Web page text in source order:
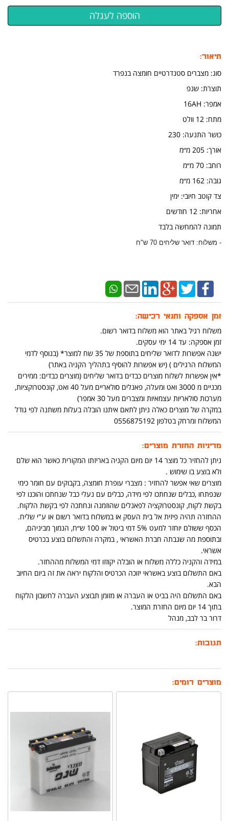
תיאור:
סוג: מצברים סטנדרטיים חומצה בנפרד
תוצרת: שנפ
אמפר: 16AH
מתח: 12 וולט
כושר התנעה: 230
אורך: 205 מ״מ
​רוחב: 70 מ״מ
גובה: 162 מ״מ
צד קוטב חיובי: ימין
אחריות: 12 חודשים
תמונה להמחשה בלבד
- משלוח: דואר שליחים 70 ש"ח
זמן אספקה ותנאי רכישה:
משלוח רגיל באתר הוא משלוח בדואר רשום.
זמן אספקה: עד 14 ימי עסקים.
ישנה אפשרות לדואר שליחים בתוספת של 35 שח למוצר* (בנוסף לדמי
המשלוח הרגילים ) (יש אפשרות להוסיף בתהליך הקניה באתר)
*אין אפשרות לשלוח מוצרים כבדים בדואר שליחים (מוצרים כבדים: ממירים
מכניים מ 3000 ואט ומעלה, פאנלים סולאריים מעל 40 ואט, קונסטרוקציות,
מערכות סולאריות עצמאיות ומצברים מעל 30 אמפר)
במקרה של מוצרים כאלה ניתן לתאם איתנו הובלה בעלות משתנה לפי גודל
המשלוח ומרחק בטלפון 0556875192
מדיניות החזרת מוצרים:
ניתן להחזיר כל מוצר 14 יום מיום הקניה באריזתו המקורית כאשר הוא שלם
ולא בוצע בו שימוש .
מוצרים שאי אפשר להחזיר : מצברי עופרת חומצה, בקבוקים עם חומר כימי
שנפתחו ,כבלים שנחתכו לפי מידה, כבלים עם נעלי כבל שנחתכו והוכנו לפי
בקשת לקוח, קונסטרוקציה לפאנלים שהוזמנה ונחתכה לפי בקשת הלקוח.
ההחזרה תהיה פיזית אל בית העסק או במשלוח בדואר רשום או ע"י שליח.
הכסף ששולם יוחזר למעט 5% דמי ביטול או 100 ש״ח, הנמוך מביניהם,
ובתוספת מה שגבתה חברת האשראי , במקרה והתשלום בוצע בכרטיס
אשראי.
במידה והקניה כללה משלוח או הובלה יקוזזו דמי המשלוח מההחזר.
באם התשלום בוצע באשראי יזוכה הכרטיס והלקוח יראה את זה ביום החיוב
הבא.
באם התשלום היה בביט או העברה או מזומן תבוצע העברה לחשבון הלקוח
בתוך 14 יום מיום החזרת המוצר.
דרור בר לבב, מנהל
תגובות:
מוצרים דומים: